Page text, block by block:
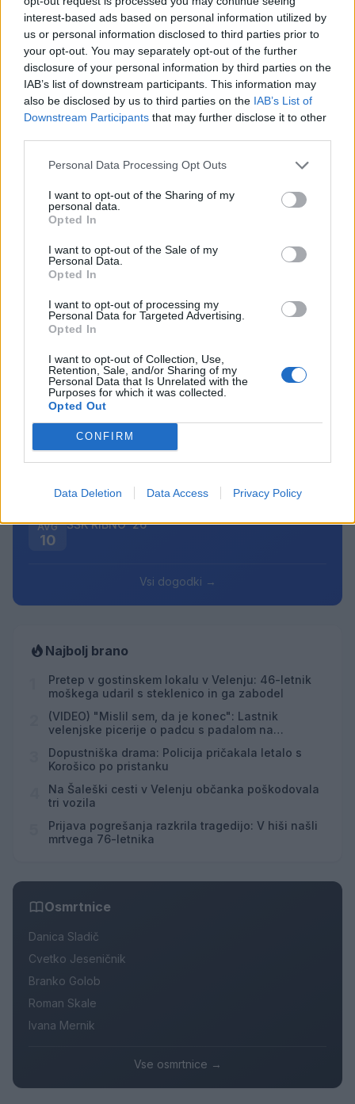
interest-based ads based on personal information utilized by
us or personal information disclosed to third parties prior to
your opt-out. You may separately opt-out of the further
disclosure of your personal information by third parties on the
IAB’s list of downstream participants. This information may
also be disclosed by us to third parties on the IAB’s List of
Downstream Participants that may further disclose it to other
Personal Data Processing Opt Outs
I want to opt-out of the Sharing of my
personal data.
Opted In
I want to opt-out of the Sale of my
Personal Data.
Opted In
I want to opt-out of processing my
Personal Data for Targeted Advertising.
Opted In
I want to opt-out of Collection, Use,
Retention, Sale, and/or Sharing of my
Personal Data that Is Unrelated with the
Purposes for which it was collected.
Opted Out
CONFIRM
Data Deletion Data Access Privacy Policy
9. avgust 2026
Zavod4 in Zavod za turizem Šaleške
doline vabita na voden ogled Mornove
zijalke
8. avgust 2026
Opozorilo:Po 297. členu Kazenskega zakonika je
posameznik kazensko odgovoren za javno spodbujanje
sovraštva, nasilja ali nestrpnosti. Komentarji z žaljivimi,
rasističnimi, diskriminatornimi ali nezakonitimi vsebinami
bodo odstranjeni.
Failed to fetch
Prihajajoči dogodki
AVG
10
Minute za šah z Nejcem
09:00
10
Aktivne poletne počitnice
10 09:30
AVG
10
ŠŠK RIBNO ‘26
Vsi dogodki →
Najbolj brano
Pretep v gostinskem lokalu v Velenju: 46-letnik
moškega udaril s steklenico in ga zabodel
(VIDEO) "Mislil sem, da je konec": Lastnik
velenjske picerije o padcu s padalom na
Dopustniška drama: Policija pričakala letalo s
Korošico po pristanku
Na Šaleški cesti v Velenju občanka poškodovala
tri vozila
Prijava pogrešanja razkrila tragedijo: V hiši našli
mrtvega 76-letnika
Osmrtnice
Danica Sladič
Cvetko Jeseničnik
Branko Golob
Roman Skale
Ivana Mernik
Vse osmrtnice →